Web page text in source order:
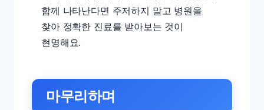
함께 나타난다면 주저하지 말고 병원을
찾아 정확한 진료를 받아보는 것이
현명해요.
마무리하며